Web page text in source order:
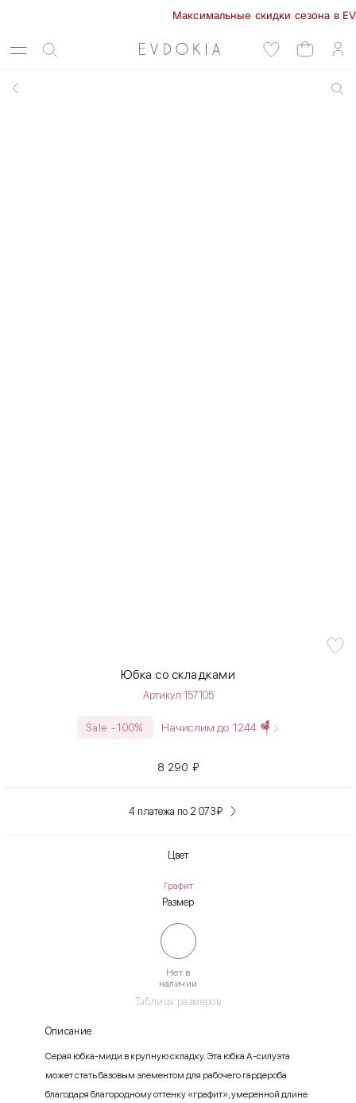
Максимальные скидки сезона в
Юбка со складками
Артикул 157105
Sale -100% Начислим до 1244
8 290 ₽
4 платежа по 2 073₽
Цвет
Графит
Размер
Таблица размеров
Нет в
наличии
Описание
Серая юбка-миди в крупную складку. Эта юбка А-силуэта
может стать базовым элементом для рабочего гардероба
благодаря благородному оттенку «графит», умеренной длине